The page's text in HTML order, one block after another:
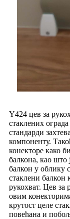
Y424 цев за
стаклених
стандарди
компоненту.
конекторе како
балкона, као што
балкон у облику
стаклени балкон
рукохват. Цев за
овим
крутост целе
повећана и